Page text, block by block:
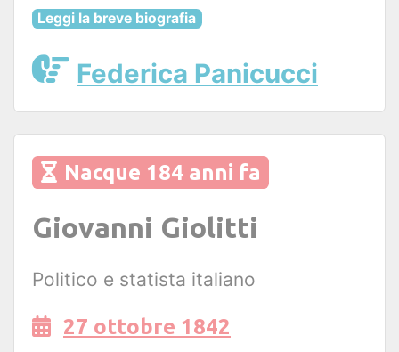
Leggi la breve biografia
Federica Panicucci
Nacque 184 anni fa
Giovanni Giolitti
Politico e statista italiano
27 ottobre 1842